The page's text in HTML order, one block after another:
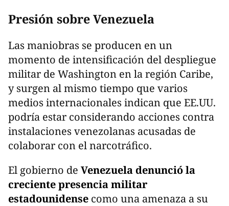
Presión sobre Venezuela
Las maniobras se producen en un
momento de intensificación del despliegue
militar de Washington en la región Caribe,
y surgen al mismo tiempo que varios
medios internacionales indican que EE.UU.
podría estar considerando acciones contra
instalaciones venezolanas acusadas de
colaborar con el narcotráfico.
El gobierno de Venezuela denunció la
creciente presencia militar
estadounidense como una amenaza a su